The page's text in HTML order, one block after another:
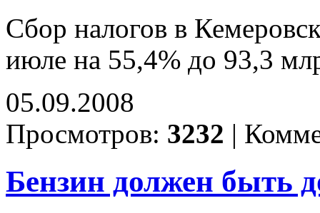
Сбор налогов в
июле на 55,4% до 93,3
05.09.2008
Просмотров: 3232 |
Бензин должен быть